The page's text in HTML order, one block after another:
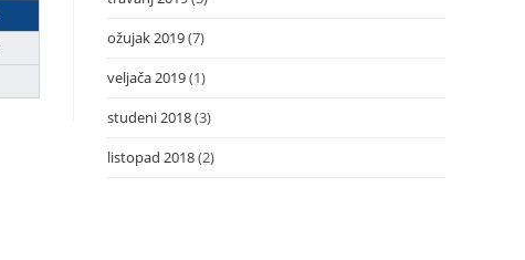
ožujak 2019(7)
veljača 2019(1)
studeni 2018(3)
listopad 2018(2)